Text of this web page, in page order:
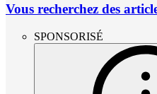
Vous recherchez des
SPONSORISÉ